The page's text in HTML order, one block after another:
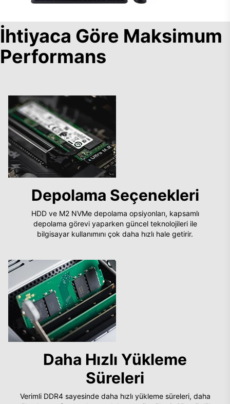
İhtiyaca Göre Maksimum
Performans
Depolama Seçenekleri
HDD ve M2 NVMe depolama opsiyonları, kapsamlı
depolama görevi yaparken güncel teknolojileri ile
bilgisayar kullanımını çok daha hızlı hale getirir.
Daha Hızlı Yükleme
Süreleri
Verimli DDR4 sayesinde daha hızlı yükleme süreleri, daha